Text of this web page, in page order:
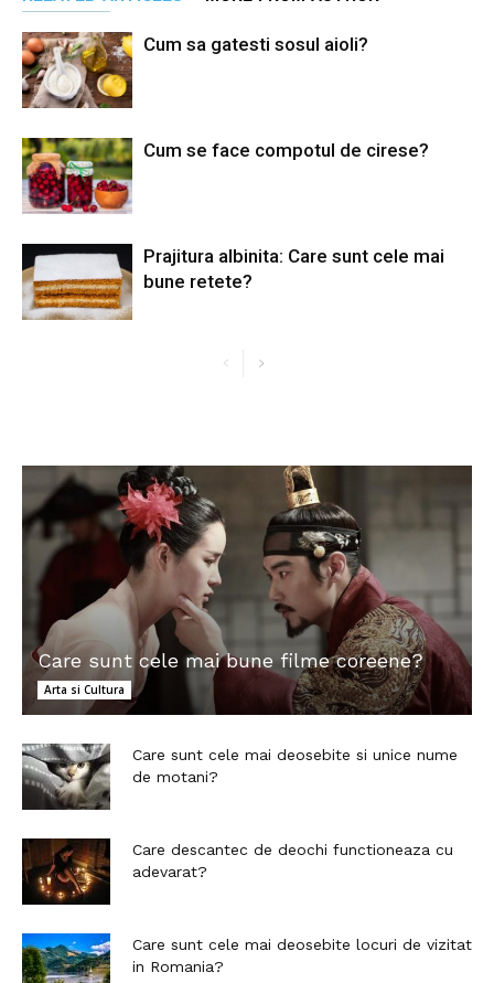
Cum sa gatesti sosul aioli?
Cum se face compotul de cirese?
Prajitura albinita: Care sunt cele mai
bune retete?
Care sunt cele mai bune filme coreene?
Arta si Cultura
Care sunt cele mai deosebite si unice nume
de motani?
Care descantec de deochi functioneaza cu
adevarat?
Care sunt cele mai deosebite locuri de vizitat
in Romania?